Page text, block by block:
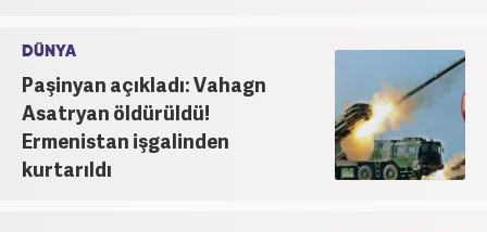
DÜNYA
Paşinyan açıkladı: Vahagn
Asatryan öldürüldü!
Ermenistan işgalinden
kurtarıldı